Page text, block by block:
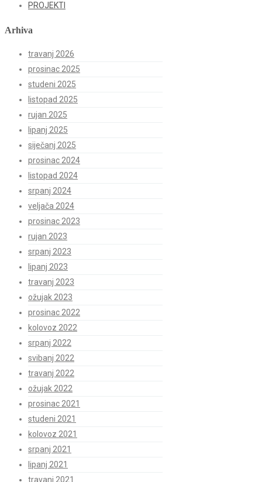
PROJEKTI
Arhiva
travanj 2026
prosinac 2025
studeni 2025
listopad 2025
rujan 2025
lipanj 2025
siječanj 2025
prosinac 2024
listopad 2024
srpanj 2024
veljača 2024
prosinac 2023
rujan 2023
srpanj 2023
lipanj 2023
travanj 2023
ožujak 2023
prosinac 2022
kolovoz 2022
srpanj 2022
svibanj 2022
travanj 2022
ožujak 2022
prosinac 2021
studeni 2021
kolovoz 2021
srpanj 2021
lipanj 2021
travanj 2021